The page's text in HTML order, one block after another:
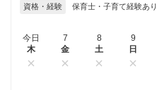
資格・経験 保育士・子育て経験あり
今日
木
7
金
8
土
9
日